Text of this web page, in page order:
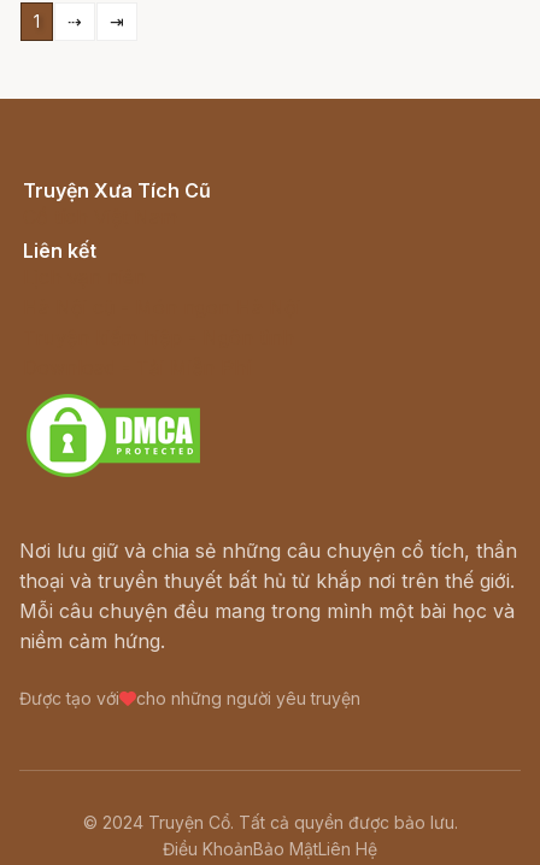
1 ⇢ ⇥
Truyện Xưa Tích Cũ
Liên kết
Nơi lưu giữ và chia sẻ những câu chuyện cổ tích, thần
thoại và truyền thuyết bất hủ từ khắp nơi trên thế giới.
Mỗi câu chuyện đều mang trong mình một bài học và
niềm cảm hứng.
Được tạo với cho những người yêu truyện
© 2024 Truyện Cổ. Tất cả quyền được bảo lưu.
Điều KhoảnBảo MậtLiên Hệ